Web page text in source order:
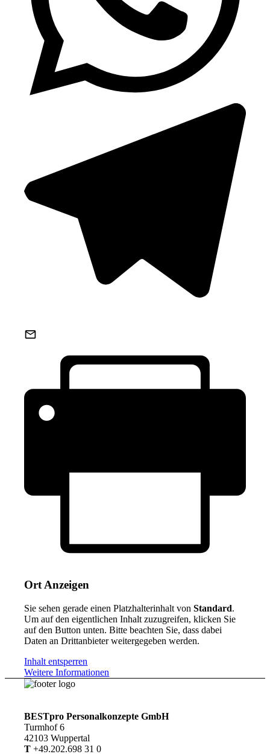
Ort Anzeigen
Sie sehen gerade einen Platzhalterinhalt vonStandard.
Um auf den eigentlichen Inhalt zuzugreifen, klicken Sie
auf den Button unten. Bitte beachten Sie, dass dabei
Daten an Drittanbieter weitergegeben werden.
Inhalt entsperren
Weitere Informationen
BESTpro Personalkonzepte GmbH
Turmhof 6
42103 Wuppertal
T +49.202.698 31 0